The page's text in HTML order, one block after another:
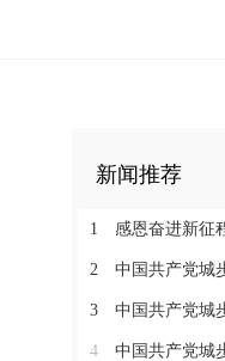
新闻推荐
1 感恩奋进新征程 共绘民族
2 中国共产党城步苗
3 中国共产党城步苗族自
4 中国共产党城步苗族自治